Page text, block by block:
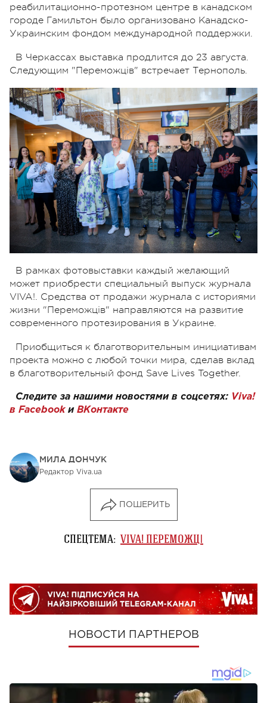
реабилитационно-протезном центре в канадском
городе Гамильтон было организовано Канадско-
Украинским фондом международной поддержки.
В Черкассах выставка продлится до 23 августа.
Следующим "Переможців" встречает Тернополь.
В рамках фотовыставки каждый желающий
может приобрести специальный выпуск журнала
VIVA!. Средства от продажи журнала с историями
жизни "Переможців" направляются на развитие
современного протезирования в Украине.
Приобщиться к благотворительным инициативам
проекта можно с любой точки мира, сделав вклад
в благотворительный фонд Save Lives Together.
Следите за нашими новостями в соцсетях: Viva!
в Facebookи ВКонтакте
МИЛА ДОНЧУК
Редактор Viva.ua
ПОШЕРИТЬ
СПЕЦТЕМА: VIVA! ПЕРЕМОЖЦІ
НОВОСТИ ПАРТНЕРОВ